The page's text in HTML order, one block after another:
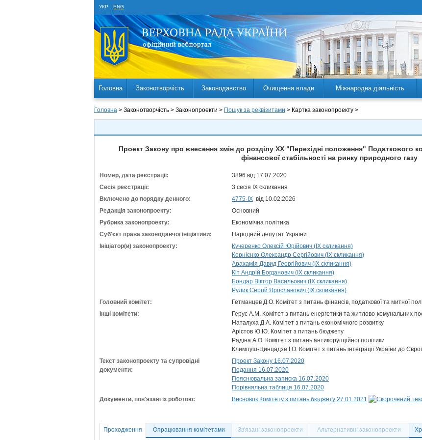
УКР ENG
Головна Законотворчість Законодавство Очищення влади Міжнародна діяльність
Головна > Законотворчість > Законопроекти > Пошук за реквізитами > Картка законопроекту >
Проект Закону про внесення змін до розділу XX "Перехідні положення" Податкового
фінансової стабільності на ринку природного газу
Номер, дата реєстрації:
3896 від 17.07.2020
Сесія реєстрації:
3 сесія IX скликання
Включено до порядку денного:
4775-IX від 10.02.2026
Редакція законопроекту:
Основний
Рубрика законопроекту:
Економічна політика
Суб'єкт права законодавчої ініціативи:
Народний депутат України
Ініціатор(и) законопроекту:
Кучеренко Олексій Юрійович (IX скликання)
Корнієнко Олександр Сергійович (IX скликання)
Арахамія Давид Георгійович (IX скликання)
Кіт Андрій Богданович (IX скликання)
Бондар Віктор Васильович (IX скликання)
Рудик Сергій Ярославович (IX скликання)
Головний комітет:
Гетманцев Д.О. Комітет з питань фінансів, податкової та митної
Інші комітети:
Герус А.М. Комітет з питань енергетики та житлово-комунальних
Наталуха Д.А. Комітет з питань економічного розвитку
Арістов Ю.Ю. Комітет з питань бюджету
Радіна А.О. Комітет з питань антикорупційної політики
Климпуш-Цинцадзе І.О. Комітет з питань інтеграції України до
Текст законопроекту та супровідні
документи:
Проект Закону 16.07.2020
Подання 16.07.2020
Пояснювальна записка 16.07.2020
Порівняльна таблиця 16.07.2020
Документи, пов'язані із роботою:
Висновок Комітету з питань бюджету 27.01.2021
Проходження Опрацювання комітетами Зв'язані законопроекти Альтернативні законопроекти